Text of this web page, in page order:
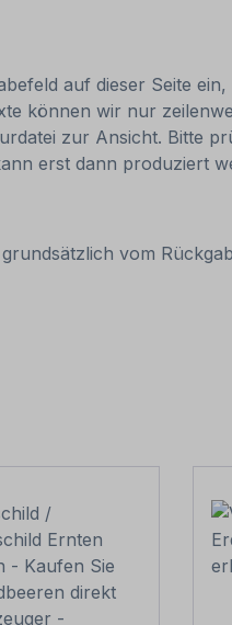
auf dieser Seite
können wir nur
zur Ansicht. Bitte
erst dann produziert
vom